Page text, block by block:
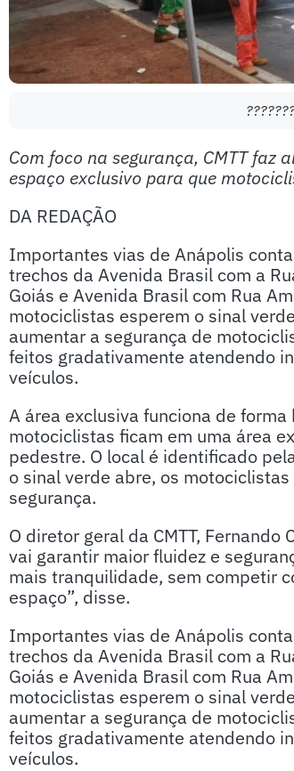
Com foco na segurança, CMTT faz
espaço exclusivo para que
DA REDAÇÃO
Importantes vias de Anápolis
trechos da Avenida Brasil com a
Goiás e Avenida Brasil com Rua
motociclistas esperem o sinal
aumentar a segurança de
feitos gradativamente atendendo
veículos.
A área exclusiva funciona de
motociclistas ficam em uma área
pedestre. O local é identificado
o sinal verde abre, os
segurança.
O diretor geral da CMTT,
vai garantir maior fluidez e
mais tranquilidade, sem competir
espaço”, disse.
Importantes vias de Anápolis
trechos da Avenida Brasil com a
Goiás e Avenida Brasil com Rua
motociclistas esperem o sinal
aumentar a segurança de
feitos gradativamente atendendo
veículos.